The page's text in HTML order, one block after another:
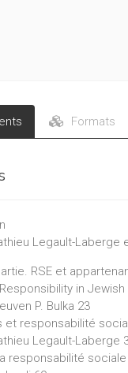
Formats
Legault-Laberge
RSE et
in Jewish
P. Bulka 23
et responsabilité
Legault-Laberge
responsabilité